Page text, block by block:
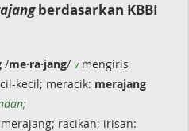
berdasarkan KBBI
/me·ra·jang/ vmengiris
kecil; meracik: merajang
racikan; irisan: